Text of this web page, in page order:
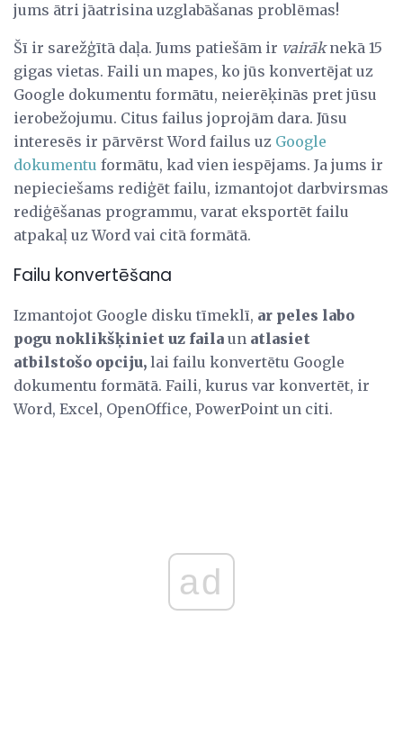
jums ātri jāatrisina uzglabāšanas problēmas!
Šī ir sarežģītā daļa. Jums patiešām ir vairāknekā 15
gigas vietas. Faili un mapes, ko jūs konvertējat uz
Google dokumentu formātu, neierēķinās pret jūsu
ierobežojumu. Citus failus joprojām dara. Jūsu
interesēs ir pārvērst Word failus uz Google
dokumentu formātu, kad vien iespējams. Ja jums ir
nepieciešams rediģēt failu, izmantojot darbvirsmas
rediģēšanas programmu, varat eksportēt failu
atpakaļ uz Word vai citā formātā.
Failu konvertēšana
Izmantojot Google disku tīmeklī, ar peles labo
pogu noklikšķiniet uz faila un atlasiet
atbilstošo opciju, lai failu konvertētu Google
dokumentu formātā. Faili, kurus var konvertēt, ir
Word, Excel, OpenOffice, PowerPoint un citi.
ad